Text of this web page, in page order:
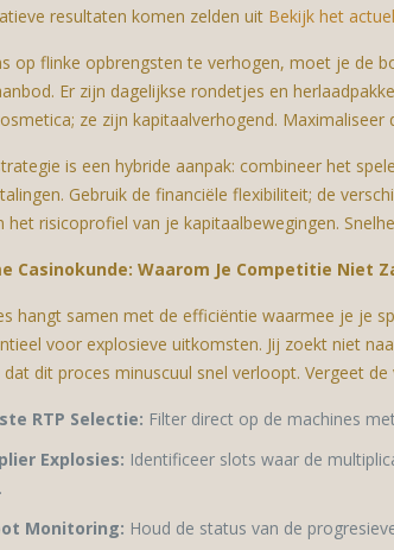
resultaten komen zelden uit Bekijk het
op flinke opbrengsten te verhogen, moet je de
Er zijn dagelijkse rondetjes en
ze zijn kapitaalverhogend. Maximaliseer
is een hybride aanpak: combineer het
Gebruik de financiële flexibiliteit; de
het risicoprofiel van je kapitaalbewegingen.
Casinokunde: Waarom Je Competitie Niet
hangt samen met de efficiëntie waarmee je je
voor explosieve uitkomsten. Jij zoekt niet
dit proces minuscuul snel verloopt. Vergeet
RTP Selectie: Filter direct op de machines
Explosies: Identificeer slots waar de
Monitoring: Houd de status van de